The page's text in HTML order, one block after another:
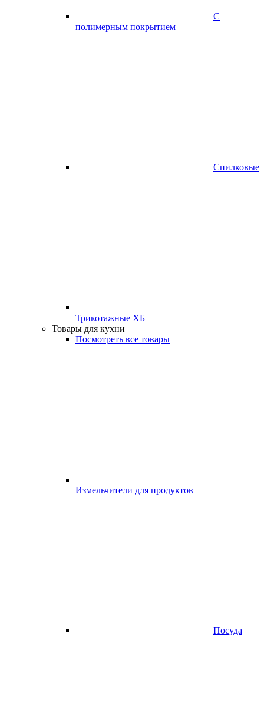
С
полимерным покрытием
Спилковые
Трикотажные ХБ
Товары для кухни
Посмотреть все товары
Измельчители для продуктов
Посуда